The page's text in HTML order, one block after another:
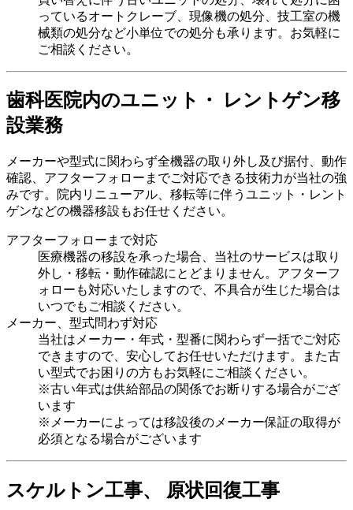
っているオートクレーブ、現像機の処分、技工室の機
械類の処分など小単位での処分も承ります。お気軽に
ご相談ください。
歯科医院内のユニット・ レントゲン移
設業務
メーカーや型式に関わらず全機器の取り外し及び据付、動作
確認、アフターフォローまでご対応できる技術力が当社の強
みです。院内リニューアル、移転等に伴うユニット・レント
ゲンなどの機器移設もお任せください。
アフターフォローまで対応
医療機器の移設を承った場合、当社のサービスは取り
外し・移転・動作確認にとどまりません。アフターフ
ォローも対応いたしますので、不具合が生じた場合は
いつでもご相談ください。
メーカー、型式問わず対応
当社はメーカー・年式・型番に関わらず一括でご対応
できますので、安心してお任せいただけます。また古
い型式でお困りの方もお気軽にご相談ください。
※古い年式は供給部品の関係でお断りする場合がござ
います
※メーカーによっては移設後のメーカー保証の取得が
必須となる場合がございます
スケルトン工事、 原状回復工事